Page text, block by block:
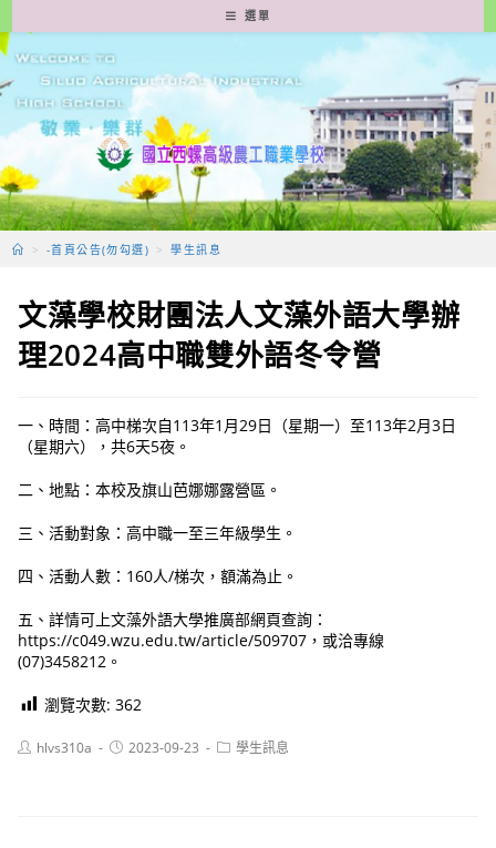
轉
至
要
容
選單
> -首頁公告(勿勾選) > 學生訊息
文藻學校財團法人文藻外語大學辦
理2024高中職雙外語冬令營
一、時間：高中梯次自113年1月29日（星期一）至113年2月3日
（星期六），共6天5夜。
二、地點：本校及旗山芭娜娜露營區。
三、活動對象：高中職一至三年級學生。
四、活動人數：160人/梯次，額滿為止。
五、詳情可上文藻外語大學推廣部網頁查詢：
https://c049.wzu.edu.tw/article/509707，或洽專線
(07)3458212。
瀏覽次數: 362
Posthlvs310a
Post2023-09-23
Post學生訊息